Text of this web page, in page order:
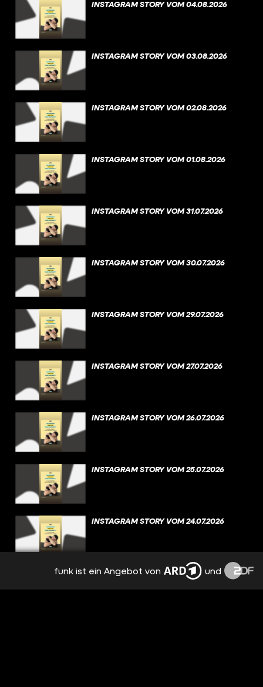
INSTAGRAM STORY VOM 04.08.2026
INSTAGRAM STORY VOM 03.08.2026
INSTAGRAM STORY VOM 02.08.2026
INSTAGRAM STORY VOM 01.08.2026
INSTAGRAM STORY VOM 31.07.2026
INSTAGRAM STORY VOM 30.07.2026
INSTAGRAM STORY VOM 29.07.2026
INSTAGRAM STORY VOM 27.07.2026
INSTAGRAM STORY VOM 26.07.2026
INSTAGRAM STORY VOM 25.07.2026
INSTAGRAM STORY VOM 24.07.2026
INSTAGRAM STORY VOM 23.07.2026
funk ist ein Angebot von und